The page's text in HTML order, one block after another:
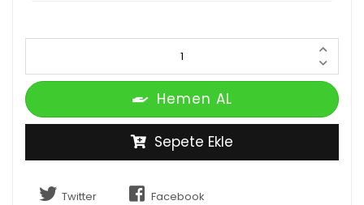
Hemen AL
Sepete Ekle
Twitter Facebook